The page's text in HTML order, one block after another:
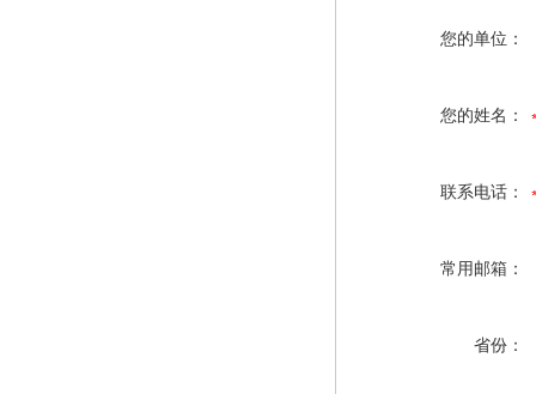
您的单位：
您的姓名：
联系电话：
常用邮箱：
省份：